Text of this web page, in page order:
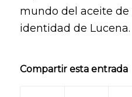
mundo del aceite de
identidad de Lucena.
Compartir esta entrada